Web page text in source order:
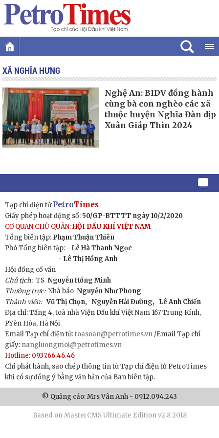
XÃ NGHĨA HƯNG
Nghệ An: BIDV đồng hành
cùng bà con nghèo các xã
thuộc huyện Nghĩa Đàn dịp
Xuân Giáp Thìn 2024
Tạp chí điện tửPetroTimes
Giấy phép hoạt động số: 50/GP-BTTTT ngày 10/2/2020
CƠ QUAN CHỦ QUẢN:HỘI DẦU KHÍ VIỆT NAM
Tổng biên tập: Phạm Thuận Thiên
Phó Tổng biên tập: - Lê Hà Thanh Ngọc
- Lê Thị Hồng Anh
Hội đồng cố vấn
Chủ tịch:TS Nguyễn Hồng Minh
Thường trực: Nhà báo Nguyễn Như Phong
Thành viên: Vũ Thị Chọn, Nguyễn Hải Đường,
Lê Anh Chiến
Địa chỉ: Tầng 4, toà nhà Viện Dầu khí Việt Nam 167 Trung Kính,
P.Yên Hòa, Hà Nội.
Email Tạp chí điện tử:toasoan@petrotimes.vn /Email Tạp chí
giấy: nangluongmoi@petrotimes.vn
Hotline: 0937.66.46.46
Chỉ phát hành, sao chép thông tin từ Tạp chí điện tử PetroTimes
khi có sự đồng ý bằng văn bản của Ban biên tập.
© Quảng cáo: Mrs Vân Anh - 0912.094.243
Based on MasterCMS Ultimate Edition v2.8 2018